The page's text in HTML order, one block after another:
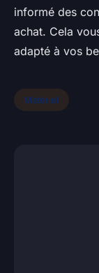
informé des
achat. Cela
adapté à vos
Matériel